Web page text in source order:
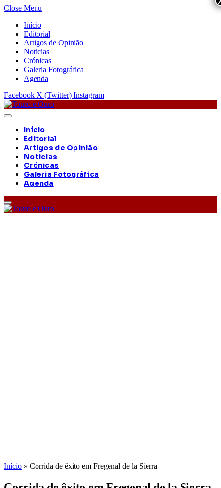
Close Menu
Início
Editorial
Artigos de Opinião
Noticias
Crónicas
Galeria Fotográfica
Agenda
Facebook X (Twitter) Instagram
Início
Editorial
Artigos de Opinião
Noticias
Crónicas
Galeria Fotográfica
Agenda
Início » Corrida de êxito em Fregenal de la Sierra